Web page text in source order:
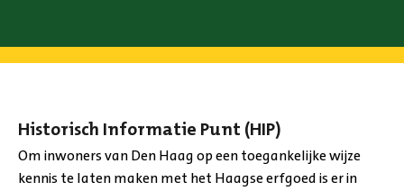
Historisch Informatie Punt (HIP)
Om inwoners van Den Haag op een toegankelijke wijze
kennis te laten maken met het Haagse erfgoed is er in